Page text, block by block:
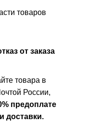
товаров
от заказа
товара в
России,
предоплате
доставки.